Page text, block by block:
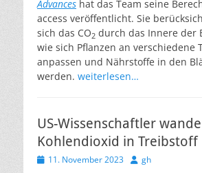
Advances hat das Team seine
access veröffentlicht. Sie
sich das CO2 durch das Innere der
wie sich Pflanzen an verschiedene
anpassen und Nährstoffe in den
werden. weiterlesen…
US-Wissenschaftler
Kohlendioxid in Treibstoff
Veröffentlicht
11. November 2023 Autor
gh